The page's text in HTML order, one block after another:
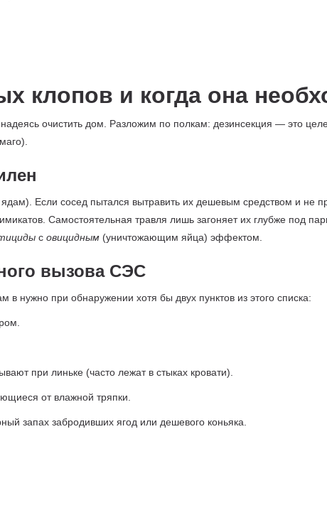
клопов и когда она
очистить дом. Разложим по полкам: дезинсекция — это
Если сосед пытался вытравить их дешевым средством и не
Самостоятельная травля лишь загоняет их глубже под
с овицидным (уничтожающим яйца) эффектом.
вызова СЭС
нужно при обнаружении хотя бы двух пунктов из этого списка:
при линьке (часто лежат в стыках кровати).
от влажной тряпки.
запах забродивших ягод или дешевого коньяка.